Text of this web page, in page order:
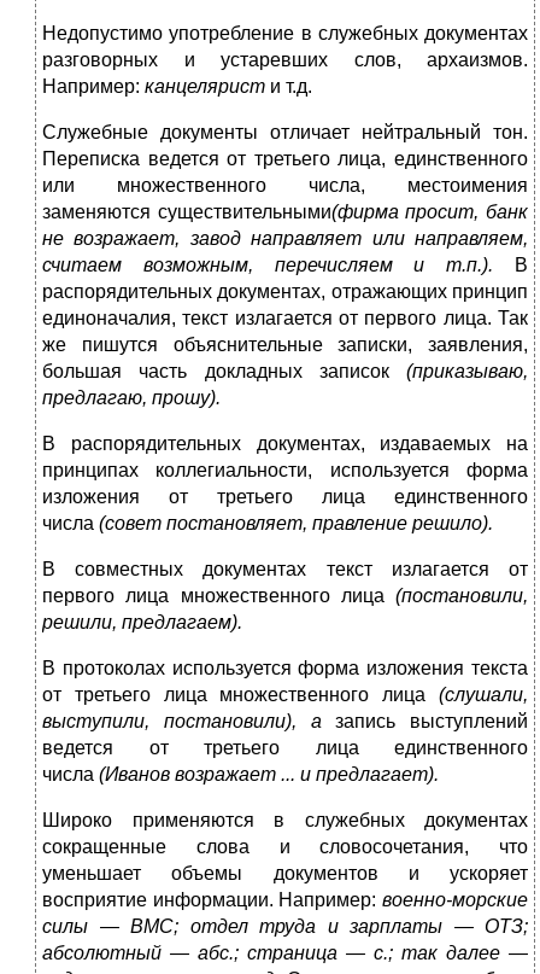
Недопустимо употребление в служебных документах
разговор­ных и устаревших слов, архаизмов.
Например: канцелярист и т.д.
Служебные документы отличает нейтральный тон.
Пере­писка ведется от третьего лица, единственного
или множест­венного числа, местоимения
заменяются существительными(фирма просит, банк
не возражает, завод направляет или на­правляем,
считаем возможным, перечисляем и т.п.). В
распоря­дительных документах, отражающих принцип
единоначалия, текст излагается от первого лица. Так
же пишутся объясни­тельные записки, заявления,
большая часть докладных записок (приказываю,
предлагаю, прошу).
В распорядительных документах, издаваемых на
принципах коллегиальности, используется форма
изложения от третьего ли­ца единственного
числа (совет постановляет, правление решило).
В совместных документах текст излагается от
первого лица множественного лица (постановили,
решили, предлагаем).
В протоколах используется форма изложения текста
от третьего лица множественного лица (слушали,
выступили, поста­новили), а запись выступлений
ведется от третьего лица единст­венного
числа (Иванов возражает ... и предлагает).
Широко применяются в служебных документах
сокращенные слова и словосочетания, что
уменьшает объемы документов и ус­коряет
восприятие информации. Например: военно-морские
силы — ВМС; отдел труда и зарплаты — ОТЗ;
абсолютный — абс.; страни­ца — с.; так далее —